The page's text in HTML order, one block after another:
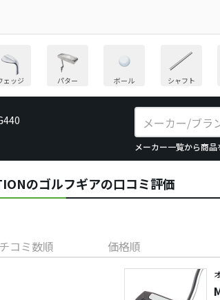
ェッジ パター ボール シャフト
メーカー一覧から商品
のゴルフギアの口コミ評価
コミ数順 価格順